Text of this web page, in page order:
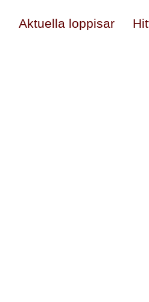
Aktuella loppisar